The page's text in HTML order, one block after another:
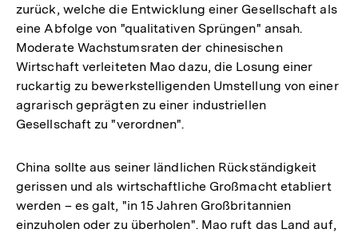
zurück, welche die Entwicklung einer Gesellschaft als
eine Abfolge von "qualitativen Sprüngen" ansah.
Moderate Wachstumsraten der chinesischen
Wirtschaft verleiteten Mao dazu, die Losung einer
ruckartig zu bewerkstelligenden Umstellung von einer
agrarisch geprägten zu einer industriellen
Gesellschaft zu "verordnen".
China sollte aus seiner ländlichen Rückständigkeit
gerissen und als wirtschaftliche Großmacht etabliert
werden – es galt, "in 15 Jahren Großbritannien
einzuholen oder zu überholen". Mao ruft das Land auf,